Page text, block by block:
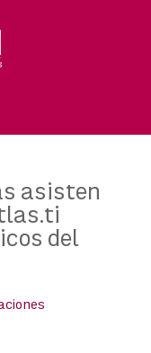
asisten
del